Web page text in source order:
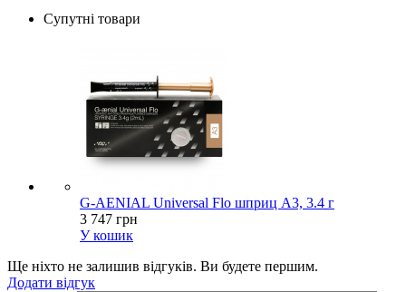
Супутні товари
G-AENIAL Universal Flo шприц A3, 3.4 г
3 747 грн
У кошик
Ще ніхто не залишив відгуків. Ви будете першим.
Додати відгук